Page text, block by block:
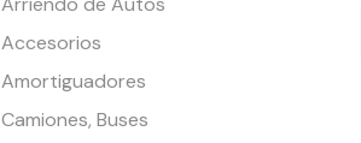
Accesorios
Amortiguadores
Camiones, Buses